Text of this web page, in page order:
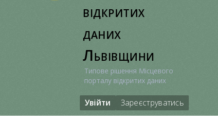
відкритих
даних
Львівщини
Типове рішення Місцевого
порталу відкритих даних
Увійти Зареєструватись